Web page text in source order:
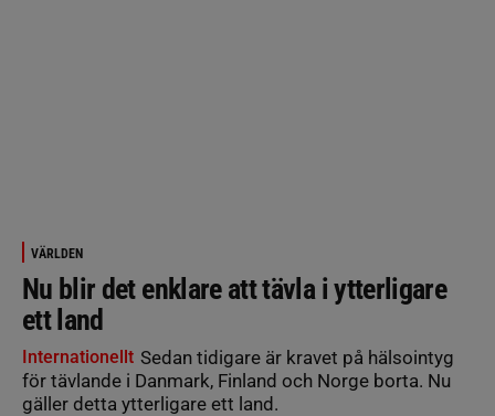
VÄRLDEN
Nu blir det enklare att tävla i ytterligare
ett land
Internationellt Sedan tidigare är kravet på hälsointyg
för tävlande i Danmark, Finland och Norge borta. Nu
gäller detta ytterligare ett land.